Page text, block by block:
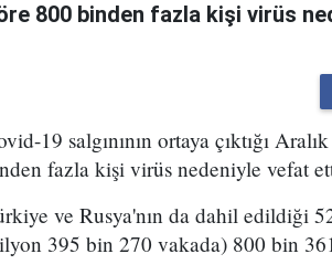
800 binden fazla kişi virüs
19 salgınının ortaya çıktığı
fazla kişi virüs nedeniyle vefat
ve Rusya'nın da dahil edildiği
395 bin 270 vakada) 800 bin